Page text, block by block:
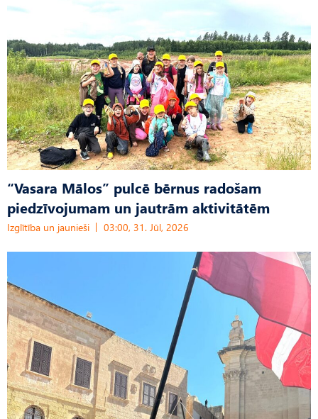
“Vasara Mālos” pulcē bērnus radošam
piedzīvojumam un jautrām aktivitātēm
Izglītība un jaunieši 03:00, 31. Jūl, 2026